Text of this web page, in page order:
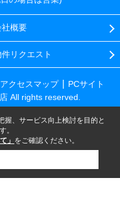
社概要
件リクエスト
アクセスマップ
PCサイト
All rights reserved.
握、サービス向上検討を目的と
。
」 をご確認ください。